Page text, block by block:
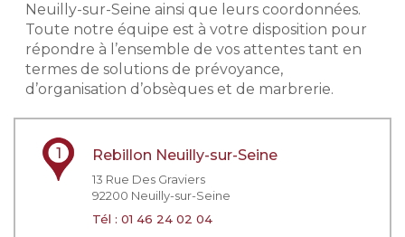
Neuilly-sur-Seine ainsi que leurs coordonnées.
Toute notre équipe est à votre disposition pour
répondre à l’ensemble de vos attentes tant en
termes de solutions de prévoyance,
d’organisation d’obsèques et de marbrerie.
1 Rebillon Neuilly-sur-Seine
13 Rue Des Graviers
92200 Neuilly-sur-Seine
Tél : 01 46 24 02 04